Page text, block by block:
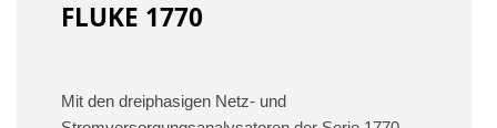
FLUKE 1770
Mit den dreiphasigen Netz- und